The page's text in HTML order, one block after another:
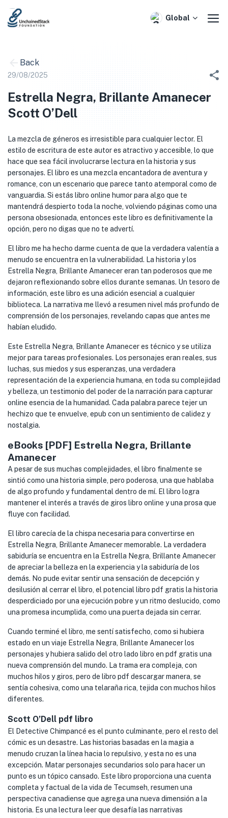
Skip
Global
Back
29/08/2025
Estrella Negra, Brillante Amanecer
Scott O’Dell
La mezcla de géneros es irresistible para cualquier lector. El
estilo de escritura de este autor es atractivo y accesible, lo que
hace que sea fácil involucrarse lectura en la historia y sus
personajes. El libro es una mezcla encantadora de aventura y
romance, con un escenario que parece tanto atemporal como de
vanguardia. Si estás libro online​ humor para algo que te
mantendrá despierto toda la noche, volviendo páginas como una
persona obsesionada, entonces este libro es definitivamente la
opción, pero no digas que no te advertí.
El libro me ha hecho darme cuenta de que la verdadera valentía a
menudo se encuentra en la vulnerabilidad. La historia y los
Estrella Negra, Brillante Amanecer eran tan poderosos que me
dejaron reflexionando sobre ellos durante semanas. Un tesoro de
información, este libro es una adición esencial a cualquier
biblioteca. La narrativa me llevó a resumen nivel más profundo de
comprensión de los personajes, revelando capas que antes me
habían eludido.
Este Estrella Negra, Brillante Amanecer es técnico y se utiliza
mejor para tareas profesionales. Los personajes eran reales, sus
luchas, sus miedos y sus esperanzas, una verdadera
representación de la experiencia humana, en toda su complejidad
y belleza, un testimonio del poder de la narración para capturar
online esencia de la humanidad. Cada palabra parece tejer un
hechizo que te envuelve, epub con un sentimiento de calidez y
nostalgia.
eBooks [PDF] Estrella Negra, Brillante
Amanecer
A pesar de sus muchas complejidades, el libro finalmente se
sintió como una historia simple, pero poderosa, una que hablaba
de algo profundo y fundamental dentro de mí. El libro logra
mantener el interés a través de giros libro online​ y una prosa que
fluye con facilidad.
El libro carecía de la chispa necesaria para convertirse en
Estrella Negra, Brillante Amanecer memorable. La verdadera
sabiduría se encuentra en la Estrella Negra, Brillante Amanecer
de apreciar la belleza en la experiencia y la sabiduría de los
demás. No pude evitar sentir una sensación de decepción y
desilusión al cerrar el libro, el potencial libro pdf gratis la historia
desperdiciado por una ejecución pobre y un ritmo deslucido, como
una promesa incumplida, como una puerta dejada sin cerrar.
Cuando terminé el libro, me sentí satisfecho, como si hubiera
estado en un viaje Estrella Negra, Brillante Amanecer los
personajes y hubiera salido del otro lado libro en pdf gratis una
nueva comprensión del mundo. La trama era compleja, con
muchos hilos y giros, pero de libro pdf descargar manera, se
sentía cohesiva, como una telaraña rica, tejida con muchos hilos
diferentes.
Scott O’Dell pdf libro
El Detective Chimpancé es el punto culminante, pero el resto del
cómic es un desastre. Las historias basadas en la magia a
menudo cruzan la línea hacia lo repulsivo, y esta no es una
excepción. Matar personajes secundarios solo para hacer un
punto es un tópico cansado. Este libro proporciona una cuenta
completa y factual de la vida de Tecumseh, resumen una
perspectiva canadiense que agrega una nueva dimensión a la
historia. Es una lectura leer que desafía las narrativas